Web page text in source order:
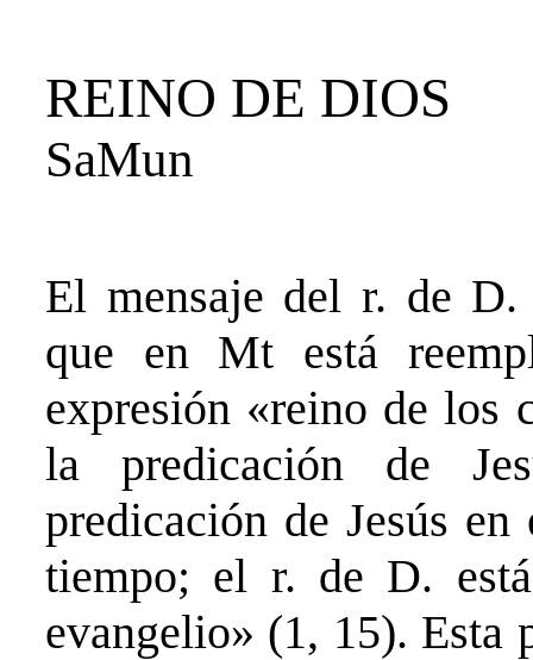
REINO DE DIOS
SaMun
El mensaje del r. de
que en Mt está
expresión «reino de los
la predicación de
predicación de Jesús
tiempo; el r. de D.
evangelio» (1, 15).